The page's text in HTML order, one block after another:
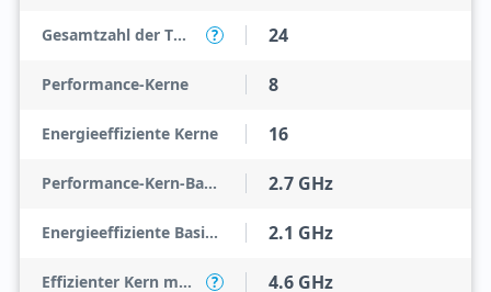
Gesamtzahl der Threads ? 24
Performance-Kerne 8
Energieeffiziente Kerne 16
Performance-Kern-Basistaktung 2.7 GHz
Energieeffiziente Basistaktfrequenz 2.1 GHz
Effizienter Kern mit maximaler Turbofrequenz ? 4.6 GHz